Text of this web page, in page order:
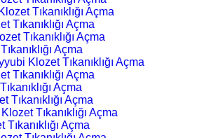
Tıkanıklığı Açma
Tıkanıklığı Açma
Tıkanıklığı Açma
Açma
Klozet Tıkanıklığı Açma
Tıkanıklığı Açma
Açma
Tıkanıklığı Açma
Tıkanıklığı Açma
Açma